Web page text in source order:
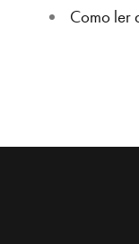
Como ler